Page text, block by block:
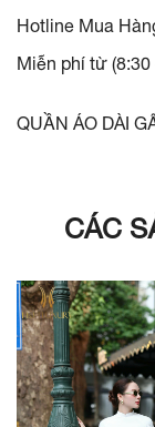
Hotline Mua
Miễn phí từ
QUẦN ÁO DÀI
CÁC